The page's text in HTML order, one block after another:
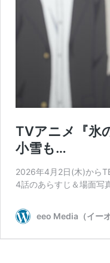
TVアニメ『氷
小雪も…
2026年4月2日(木)から
4話のあらすじ＆場面
eeo Media（イー